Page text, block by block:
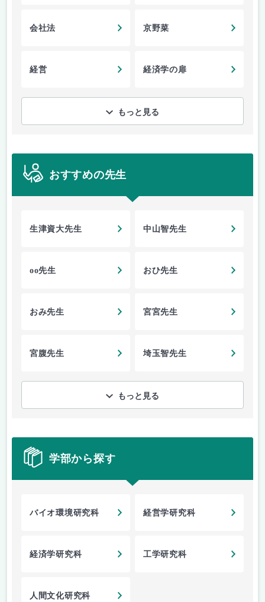
会社法 京野菜
経営 経済学の扉
もっと見る
おすすめの先生
生津資大先生 中山智先生
oo先生 おひ先生
おみ先生 宮宮先生
宮腹先生 埼玉智先生
もっと見る
学部から探す
バイオ環境研究科 経営学研究科
経済学研究科 工学研究科
人間文化研究科